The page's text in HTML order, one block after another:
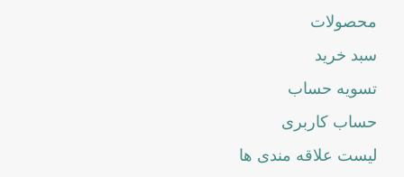
محصولات
سبد خرید
تسویه حساب
حساب کاربری
لیست علاقه مندی ها